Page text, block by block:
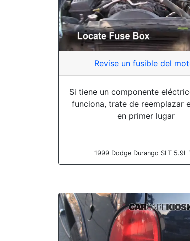
Revise un fusible del
Si tiene un componente
funciona, trate de reemplazar
en primer lugar
1999 Dodge Durango SLT 5.9L